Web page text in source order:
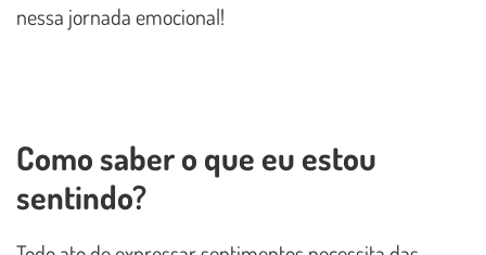
nessa jornada emocional!
Como saber o que eu estou
sentindo?